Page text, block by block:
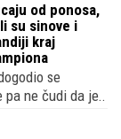
od ponosa,
su sinove i
kraj
se
pa ne čudi da je..